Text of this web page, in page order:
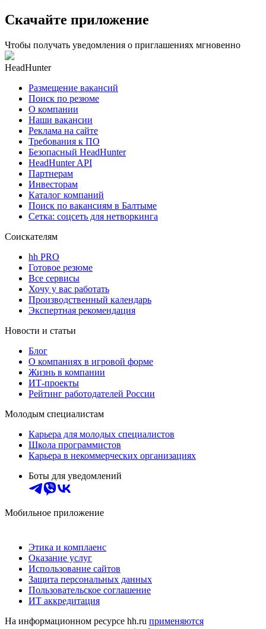
Скачайте приложение
Чтобы получать уведомления о приглашениях мгновенно
HeadHunter
Размещение вакансий
Поиск по резюме
О компании
Наши вакансии
Реклама на сайте
Требования к ПО
Безопасный HeadHunter
HeadHunter API
Партнерам
Инвесторам
Каталог компаний
Поиск по вакансиям в Балтыме
Сетка: соцсеть для нетворкинга
Соискателям
hh PRO
Готовое резюме
Все сервисы
Хочу у вас работать
Производственный календарь
Экспертная рекомендация
Новости и статьи
Блог
О компаниях в игровой форме
Жизнь в компании
ИТ-проекты
Рейтинг работодателей России
Молодым специалистам
Карьера для молодых специалистов
Школа программистов
Карьера в некоммерческих организациях
Боты для уведомлений
Мобильное приложение
Этика и комплаенс
Оказание услуг
Использование сайтов
Защита персональных данных
Пользовательское соглашение
ИТ аккредитация
На информационном ресурсе hh.ru применяются